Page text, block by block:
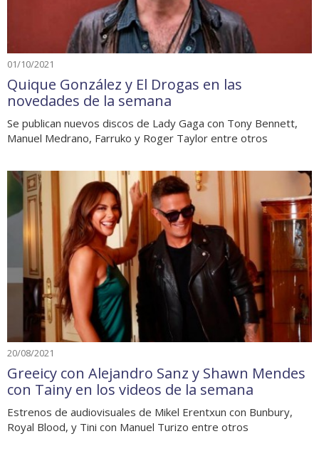
01/10/2021
Quique González y El Drogas en las
novedades de la semana
Se publican nuevos discos de Lady Gaga con Tony Bennett,
Manuel Medrano, Farruko y Roger Taylor entre otros
20/08/2021
Greeicy con Alejandro Sanz y Shawn Mendes
con Tainy en los videos de la semana
Estrenos de audiovisuales de Mikel Erentxun con Bunbury,
Royal Blood, y Tini con Manuel Turizo entre otros